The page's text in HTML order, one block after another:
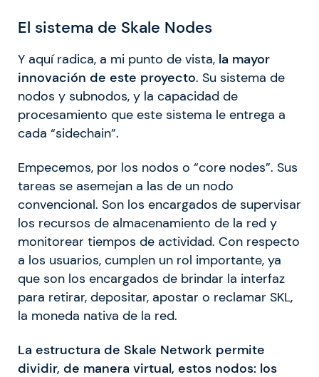
El sistema de Skale Nodes
Y aquí radica, a mi punto de vista, la mayor
innovación de este proyecto. Su sistema de
nodos y subnodos, y la capacidad de
procesamiento que este sistema le entrega a
cada “sidechain”.
Empecemos, por los nodos o “core nodes”. Sus
tareas se asemejan a las de un nodo
convencional. Son los encargados de supervisar
los recursos de almacenamiento de la red y
monitorear tiempos de actividad. Con respecto
a los usuarios, cumplen un rol importante, ya
que son los encargados de brindar la interfaz
para retirar, depositar, apostar o reclamar SKL,
la moneda nativa de la red.
La estructura de Skale Network permite
dividir, de manera virtual, estos nodos: los